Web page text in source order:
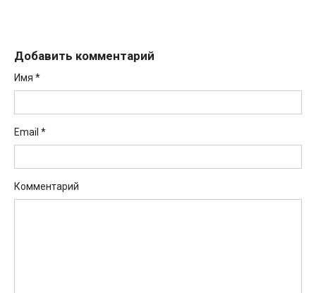
Добавить комментарий
Имя *
Email *
Комментарий